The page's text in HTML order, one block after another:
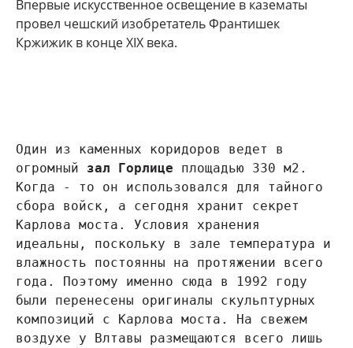
Впервые искусственное освещение в казематы
провел чешский изобретатель Франтишек
Кржижик в конце XIX века.
Один из каменных коридоров ведет в
огромный зал Горлице площадью 330 м2.
Когда - то он использовался для тайного
сбора войск, а сегодня хранит секрет
Карлова моста. Условия хранения
идеальны, поскольку в зале температура и
влажность постоянны на протяжении всего
года. Поэтому именно сюда в 1992 году
были перенесены оригиналы скульптурных
композиций с Карлова моста. На свежем
воздухе у Влтавы размещаются всего лишь